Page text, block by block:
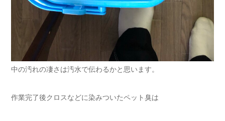
中の汚れの凄さは汚水で伝わるかと思います。
作業完了後クロスなどに染みついたペット臭は